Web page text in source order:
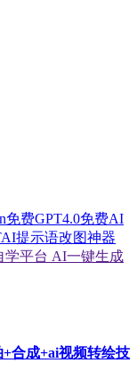
免费GPT4.0免费AI
AI提示语改图神器
学平台 AI一键生成
合成+ai视频转绘技